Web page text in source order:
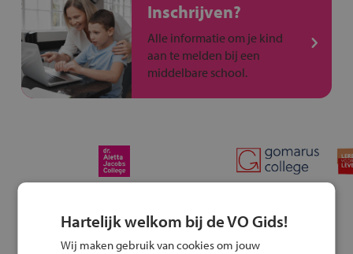
Inschrijven?
Alle informatie om je kind
aan te melden bij een
middelbare school.
Hartelijk welkom bij de VO Gids!
Wij maken gebruik van cookies om jouw